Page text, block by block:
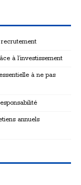
recrutement
à l’investissement
à ne pas
annuels